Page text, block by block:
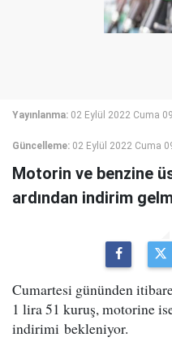
Yayınlanma: 02 Eylül 2022 Cuma
Güncelleme: 02 Eylül 2022 Cuma
Motorin ve benzine
ardından indirim
Cumartesi gününden
1 lira 51 kuruş, motorine
indirimi bekleniyor.